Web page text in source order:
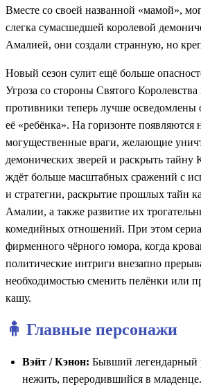
Вместе со своей названной «мамой»,
слегка сумасшедшей королевой
Амалией, они создали странную, но
Новый сезон сулит ещё больше
Угроза со стороны Святого Королевства
противники теперь лучше
её «ребёнка». На горизонте появляются
могущественные враги, желающие
демонических зверей и раскрыть тайну
ждёт больше масштабных сражений с
и стратегии, раскрытие прошлых тайн
Амалии, а также развитие их
комедийных отношений. При этом
фирменного чёрного юмора, когда
политические интриги внезапно
необходимостью сменить пелёнки или
кашу.
🧍 Главные персонажи
Вэйт / Кэнон: Бывший легендарный
нежить, переродившийся в